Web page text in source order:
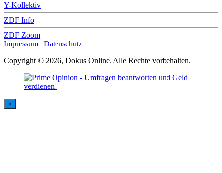
Y-Kollektiv
ZDF Info
ZDF Zoom
Impressum | Datenschutz
Copyright © 2026, Dokus Online. Alle Rechte vorbehalten.
×